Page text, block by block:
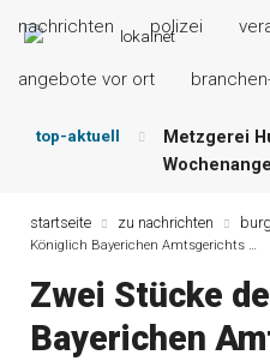
nachrichten polizei
angebote vor ort
top-aktuell
Metzgerei
Meindl
Der
zahlen!
startseite zu nachrichten
Königlich Bayerichen Amtsgerichts …
Zwei Stücke
Bayerichen